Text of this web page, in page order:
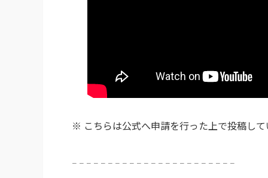
※ こちらは公式へ申請を行った上で投稿して
𓐄 𓐄 𓐄 𓐄 𓐄 𓐄 𓐄 𓐄 𓐄 𓐄 𓐄 𓐄 𓐄 𓐄 𓐄 𓐄 𓐄 𓐄 𓐄 𓐄 𓐄 𓐄 𓐄